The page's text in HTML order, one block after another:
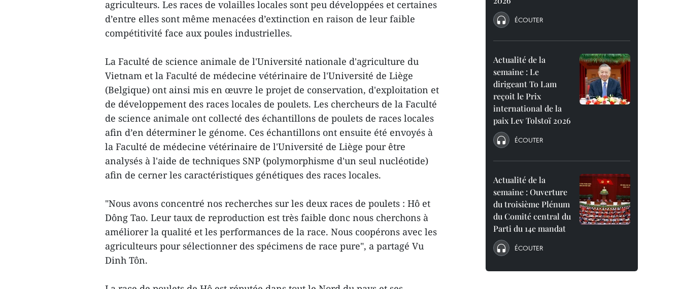
agriculteurs. Les races de volailles locales sont peu développées et certaines
d’entre elles sont même menacées d’extinction en raison de leur faible
compétitivité face aux poules industrielles.
La Faculté de science animale de l'Université nationale d'agriculture du
Vietnam et la Faculté de médecine vétérinaire de l'Université de Liège
(Belgique) ont ainsi mis en œuvre le projet de conservation, d'exploitation et
de développement des races locales de poulets. Les chercheurs de la Faculté
de science animale ont collecté des échantillons de poulets de races locales
afin d’en déterminer le génome. Ces échantillons ont ensuite été envoyés à
la Faculté de médecine vétérinaire de l'Université de Liège pour être
analysés à l'aide de techniques SNP (polymorphisme d'un seul nucléotide)
afin de cerner les caractéristiques génétiques des races locales.
"Nous avons concentré nos recherches sur les deux races de poulets : Hô et
Dông Tao. Leur taux de reproduction est très faible donc nous cherchons à
améliorer la qualité et les performances de la race. Nous coopérons avec les
agriculteurs pour sélectionner des spécimens de race pure", a partagé Vu
Dinh Tôn.
ÉCOUTER
Actualité de la
semaine : Le
dirigeant To Lam
reçoit le Prix
international de la
paix Lev Tolstoï 2026
ÉCOUTER
Actualité de la
semaine : Ouverture
du troisième Plénum
du Comité central du
Parti du 14e mandat
ÉCOUTER